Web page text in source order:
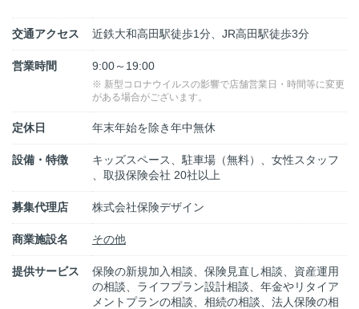
交通アクセス 近鉄大和高田駅徒歩1分、JR高田駅徒歩3分
営業時間 9:00～19:00
※ 新型コロナウイルスの影響で店舗営業日・時間等に変更
がある場合がございます。
定休日 年末年始を除き年中無休
設備・特徴
キッズスペース、駐車場（無料）、女性スタッフ
、取扱保険会社 20社以上
募集代理店 株式会社保険デザイン
商業施設名 その他
提供サービス
保険の新規加入相談、保険見直し相談、資産運用
の相談、ライフプラン設計相談、年金やリタイア
メントプランの相談、相続の相談、法人保険の相